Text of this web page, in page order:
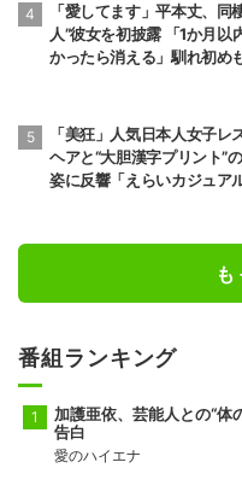
「愛してます」平本丈、同
人”彼女を初披露 「1か月以
かったら消える」馴れ初め
「美狂」人気日本人女子レ
ヘアと“大胆漢字プリント”
姿に反響「えらいカジュア
番組ランキング
加護亜依、芸能人との“体
告白
愛のハイエナ